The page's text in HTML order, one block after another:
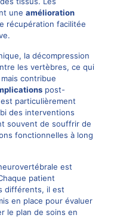
une amélioration
récupération facilitée
la décompression
les vertèbres, ce qui
contribue
post-
particulièrement
des interventions
souvent de souffrir de
fonctionnelles à long
est
patient
différents, il est
en place pour évaluer
le plan de soins en